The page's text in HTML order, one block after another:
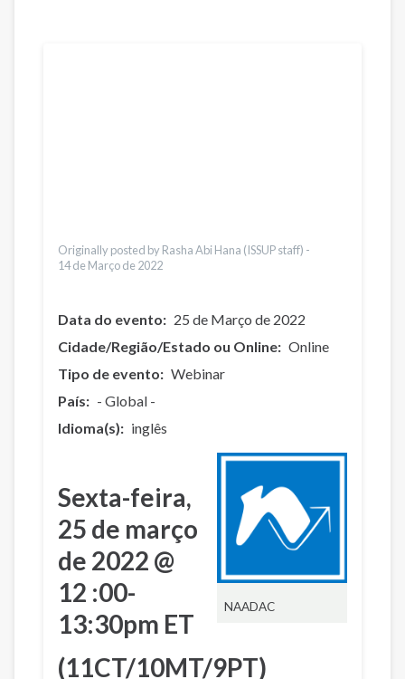
Originally posted by Rasha Abi Hana (ISSUP staff) -
14 de Março de 2022
Data do evento
25 de Março de 2022
Cidade/Região/Estado ou Online
Online
Tipo de evento
Webinar
País
- Global -
Idioma(s)
inglês
NAADAC
Sexta-feira,
25 de março
de 2022 @
12 :00-
13:30pm ET
(11CT/10MT/9PT)